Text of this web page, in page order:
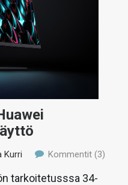
Kurri Kommentit (3)
tarkoitetusssa 34-